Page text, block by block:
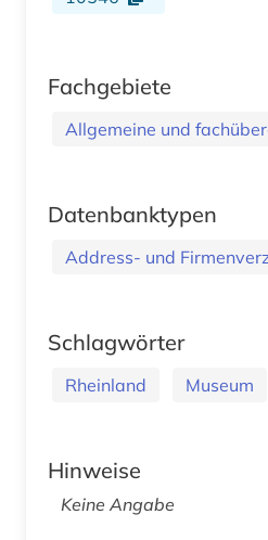
Fachgebiete
Allgemeine und
Datenbanktypen
Address- und
Schlagwörter
Rheinland Museum
Hinweise
Keine Angabe